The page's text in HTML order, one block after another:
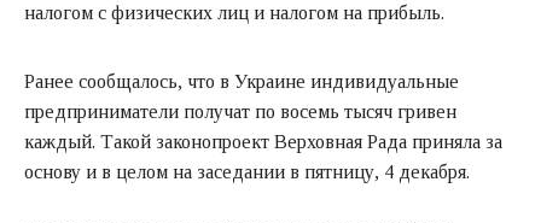
налогом с физических лиц и налогом на прибыль.
Ранее сообщалось, что в Украине индивидуальные
предприниматели получат по восемь тысяч гривен
каждый. Такой законопроект Верховная Рада приняла за
основу и в целом на заседании в пятницу, 4 декабря.